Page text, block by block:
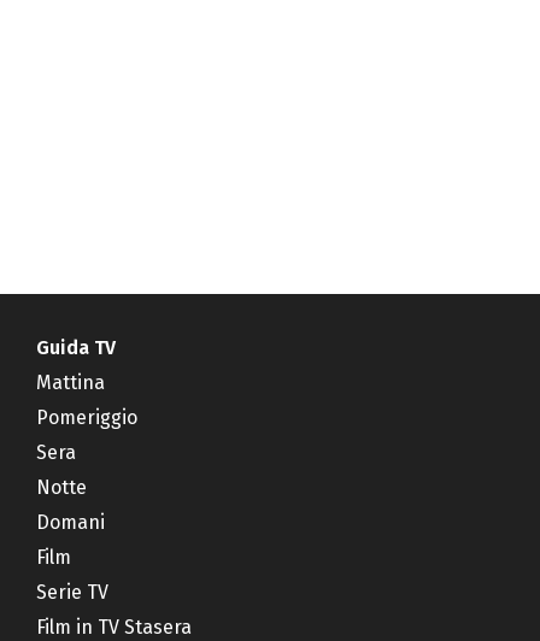
Guida TV
Mattina
Pomeriggio
Sera
Notte
Domani
Film
Serie TV
Film in TV Stasera